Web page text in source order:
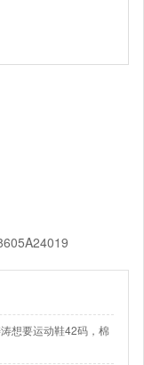
想要运动鞋42码，棉